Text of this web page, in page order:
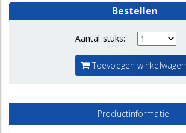
Bestellen
Aantal stuks:
Toevoegen winkelwagen
Productinformatie